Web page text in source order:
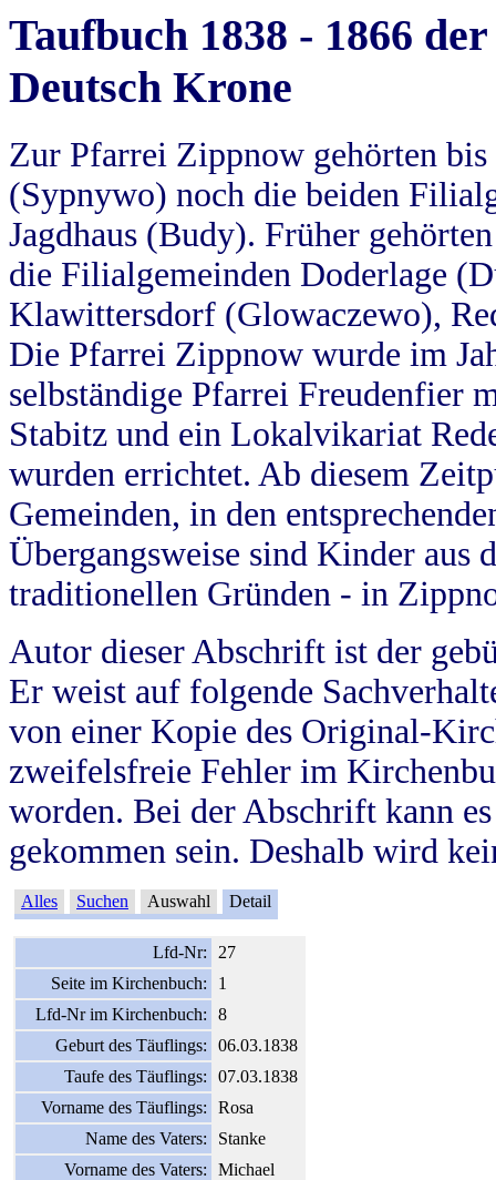
Taufbuch 1838 - 1866
Deutsch Krone
Zur Pfarrei Zippnow gehörten
(Sypnywo) noch die beiden
Jagdhaus (Budy). Früher
die Filialgemeinden Doderlage
Klawittersdorf (Glowaczewo),
Die Pfarrei Zippnow wurde im
selbständige Pfarrei Freudenfier
Stabitz und ein Lokalvikariat
wurden errichtet. Ab diesem
Gemeinden, in den
Übergangsweise sind Kinder aus
traditionellen Gründen - in
Autor dieser Abschrift ist der
Er weist auf folgende
von einer Kopie des Original-
zweifelsfreie Fehler im
worden. Bei der Abschrift kann
gekommen sein. Deshalb wird
Alles Suchen Auswahl Detail
Lfd-Nr:
27
Seite im Kirchenbuch:
1
Lfd-Nr im Kirchenbuch:
8
Geburt des Täuflings:
06.03.1838
Taufe des Täuflings:
07.03.1838
Vorname des Täuflings:
Rosa
Name des Vaters:
Stanke
Vorname des Vaters:
Michael